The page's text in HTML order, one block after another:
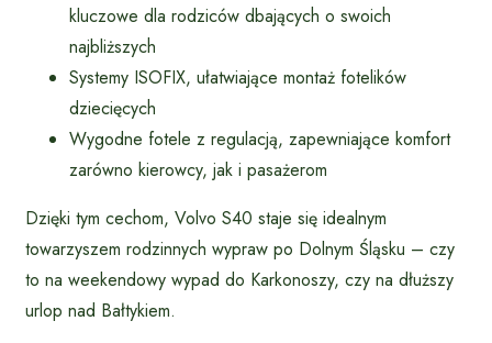
kluczowe dla rodziców dbających o swoich
najbliższych
Systemy ISOFIX, ułatwiające montaż fotelików
dziecięcych
Wygodne fotele z regulacją, zapewniające komfort
zarówno kierowcy, jak i pasażerom
Dzięki tym cechom, Volvo S40 staje się idealnym
towarzyszem rodzinnych wypraw po Dolnym Śląsku – czy
to na weekendowy wypad do Karkonoszy, czy na dłuższy
urlop nad Bałtykiem.